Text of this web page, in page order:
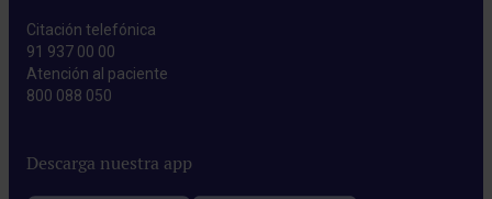
Citación telefónica
91 937 00 00
Atención al paciente
800 088 050
Descarga nuestra app